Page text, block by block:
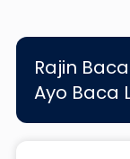
Rajin
Ayo Baca